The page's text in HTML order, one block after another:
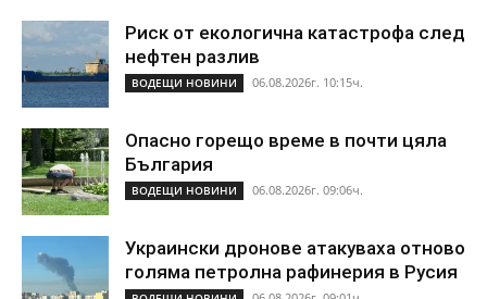
Риск от екологична катастрофа след
нефтен разлив
ВОДЕЩИ НОВИНИ 06.08.2026г. 10:15ч.
Опасно горещо време в почти цяла
България
ВОДЕЩИ НОВИНИ 06.08.2026г. 09:06ч.
Украински дронове атакуваха отново
голяма петролна рафинерия в Русия